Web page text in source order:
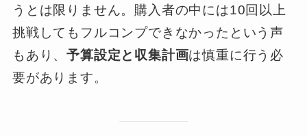
うとは限りません。購入者の中には10回以上
挑戦してもフルコンプできなかったという声
もあり、予算設定と収集計画は慎重に行う必
要があります。